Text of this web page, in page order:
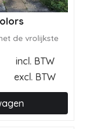
de vrolijkste
incl. BTW
excl. BTW